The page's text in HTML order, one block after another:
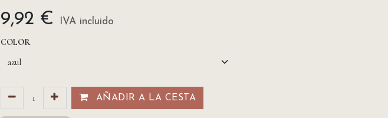
9,92 € IVA incluido
COLOR
AÑADIR A LA CESTA​​